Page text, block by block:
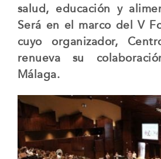
salud, educación y
Será en el marco del V
cuyo organizador,
renueva su
Málaga.